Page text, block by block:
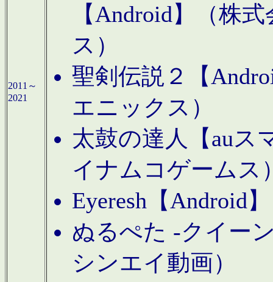
2011～
2021
【Android】（株
ス）
聖剣伝説２【
エニックス）
太鼓の達人【auス
イナムコゲームス
Eyeresh【Android
ぬるぺた -クイー
シンエイ動画）